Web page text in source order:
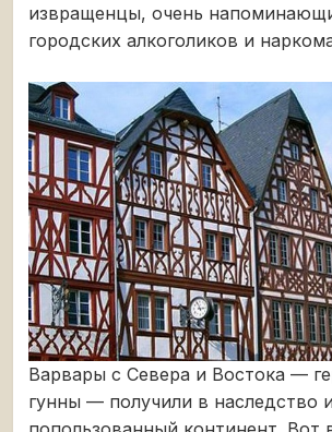
извращенцы, очень
городских алкоголиков и
Варвары с Севера и Востока —
гунны — получили в наследство